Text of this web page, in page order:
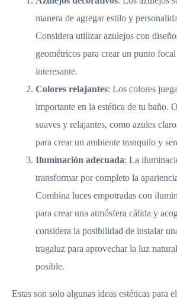
manera de agregar estilo y
Considera utilizar azulejos con
geométricos para crear un punto
interesante.
Colores relajantes: Los colores
importante en la estética de tu baño.
suaves y relajantes, como azules
para crear un ambiente tranquilo y
Iluminación adecuada: La
transformar por completo la
Combina luces empotradas con
para crear una atmósfera cálida y
considera la posibilidad de instalar
tragaluz para aprovechar la luz
posible.
Estas son solo algunas ideas estéticas para